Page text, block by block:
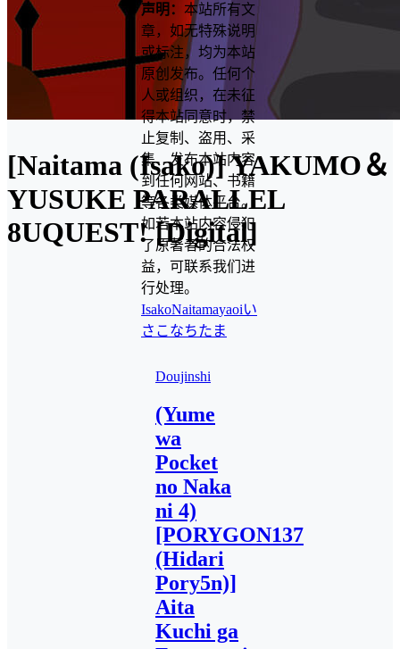
[Naitama (Isako)] YAKUMO＆
YUSUKE PARALLEL
8UQUEST! [Digital]
声明： 本站所有文
章，如无特殊说明
或标注，均为本站
原创发布。任何个
人或组织，在未征
得本站同意时，禁
止复制、盗用、采
集、发布本站内容
到任何网站、书籍
等各类媒体平台。
如若本站内容侵犯
了原著者的合法权
益，可联系我们进
行处理。
IsakoNaitamayaoiい
さこ なちたま
Doujinshi
(Yume
wa
Pocket
no Naka
ni 4)
[PORYGON137
(Hidari
Pory5n)]
Aita
Kuchi ga